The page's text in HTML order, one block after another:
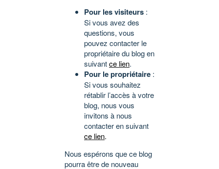
Pour les visiteurs :
Si vous avez des
questions, vous
pouvez contacter le
propriétaire du blog en
suivantce lien.
Pour le propriétaire :
Si vous souhaitez
rétablir l’accès à votre
blog, nous vous
invitons à nous
contacter en suivant
ce lien.
Nous espérons que ce blog
pourra être de nouveau